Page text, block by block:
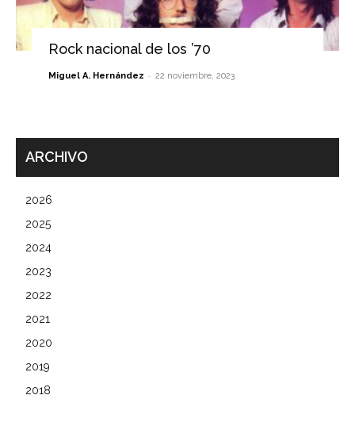
Rock nacional de los ’70
Miguel A. Hernández - 22 noviembre, 2023
ARCHIVO
2026
2025
2024
2023
2022
2021
2020
2019
2018